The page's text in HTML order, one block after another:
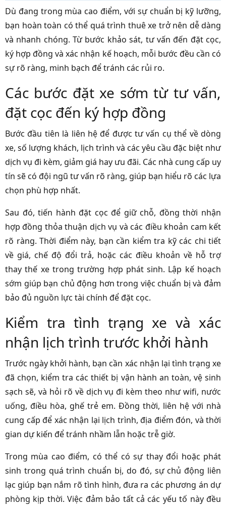
Dù đang trong mùa cao điểm, với sự chuẩn bị kỹ lưỡng,
bạn hoàn toàn có thể quá trình thuê xe trở nên dễ dàng
và nhanh chóng. Từ bước khảo sát, tư vấn đến đặt cọc,
ký hợp đồng và xác nhận kế hoạch, mỗi bước đều cần có
sự rõ ràng, minh bạch để tránh các rủi ro.
Các bước đặt xe sớm từ tư vấn,
đặt cọc đến ký hợp đồng
Bước đầu tiên là liên hệ để được tư vấn cụ thể về dòng
xe, số lượng khách, lịch trình và các yêu cầu đặc biệt như
dịch vụ đi kèm, giảm giá hay ưu đãi. Các nhà cung cấp uy
tín sẽ có đội ngũ tư vấn rõ ràng, giúp bạn hiểu rõ các lựa
chọn phù hợp nhất.
Sau đó, tiến hành đặt cọc để giữ chỗ, đồng thời nhận
hợp đồng thỏa thuận dịch vụ và các điều khoản cam kết
rõ ràng. Thời điểm này, bạn cần kiểm tra kỹ các chi tiết
về giá, chế độ đổi trả, hoặc các điều khoản về hỗ trợ
thay thế xe trong trường hợp phát sinh. Lập kế hoạch
sớm giúp bạn chủ động hơn trong việc chuẩn bị và đảm
bảo đủ nguồn lực tài chính để đặt cọc.
Kiểm tra tình trạng xe và xác
nhận lịch trình trước khởi hành
Trước ngày khởi hành, bạn cần xác nhận lại tình trạng xe
đã chọn, kiểm tra các thiết bị vận hành an toàn, vệ sinh
sạch sẽ, và hỏi rõ về dịch vụ đi kèm theo như wifi, nước
uống, điều hòa, ghế trẻ em. Đồng thời, liên hệ với nhà
cung cấp để xác nhận lại lịch trình, địa điểm đón, và thời
gian dự kiến để tránh nhầm lẫn hoặc trễ giờ.
Trong mùa cao điểm, có thể có sự thay đổi hoặc phát
sinh trong quá trình chuẩn bị, do đó, sự chủ động liên
lạc giúp bạn nắm rõ tình hình, đưa ra các phương án dự
phòng kịp thời. Việc đảm bảo tất cả các yếu tố này đều